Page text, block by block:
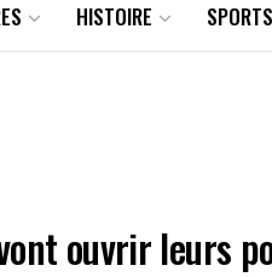
HISTOIRE SPORTS
ouvrir leurs